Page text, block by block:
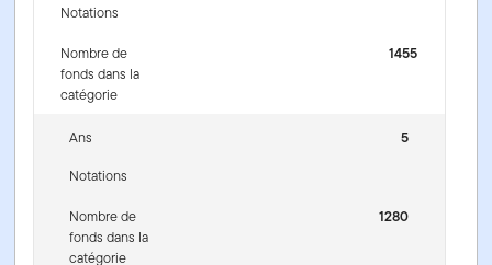
Notations
Nombre de
fonds dans la
catégorie
1455
Ans
5
Notations
Nombre de
fonds dans la
catégorie
1280